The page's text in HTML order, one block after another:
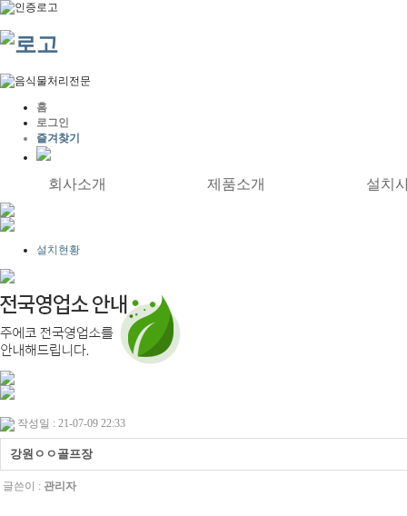
홈
로그인
즐겨찾기
회사소개 제품소개 설치
설치현황
작성일 : 21-07-09 22:33
강원ㅇㅇ골프장
글쓴이 : 관리자